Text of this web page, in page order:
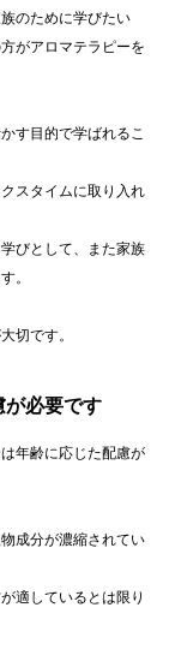
のために学びたい
がアロマテラピーを
す目的で学ばれるこ
スタイムに取り入れ
びとして、また家族
。
切です。
が必要です
年齢に応じた配慮が
成分が濃縮されてい
適しているとは限り